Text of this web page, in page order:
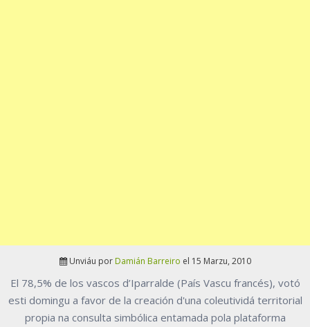
Unviáu por Damián Barreiro el 15 Marzu, 2010
El 78,5% de los vascos d’Iparralde (País Vascu francés), votó
esti domingu a favor de la creación d'una coleutividá territorial
propia na consulta simbólica entamada pola plataforma